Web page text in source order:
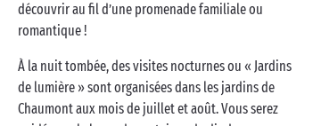
découvrir au fil d’une promenade familiale ou
romantique !
À la nuit tombée, des visites nocturnes ou « Jardins
de lumière » sont organisées dans les jardins de
Chaumont aux mois de juillet et août. Vous serez